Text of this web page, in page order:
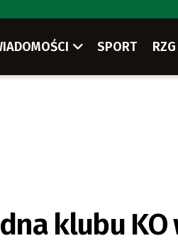
SPORT
klubu